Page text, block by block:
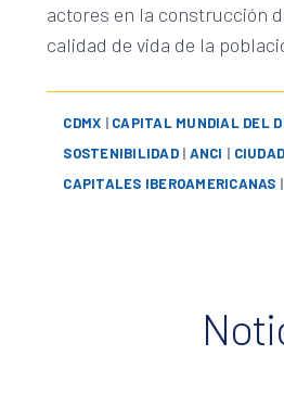
actores en la construcción
calidad de vida de la
CDMX | CAPITAL MUNDIAL DEL
SOSTENIBILIDAD| ANCI |
CAPITALES IBEROAMERICANAS |